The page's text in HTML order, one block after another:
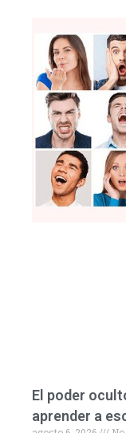
El poder
aprender a